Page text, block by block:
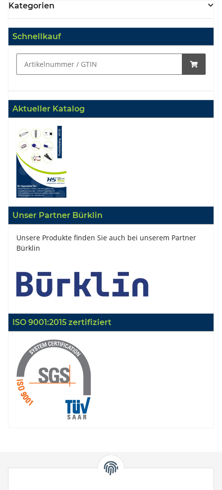
Kategorien
Schnellkauf
Aktueller Katalog
Unser Partner Bürklin
Unsere Produkte finden Sie auch bei unserem Partner
Bürklin
ISO 9001:2015 zertifiziert